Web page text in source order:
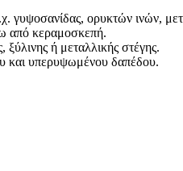
ορυκτών ινών,
από κεραμοσκεπή.
ξύλινης ή μεταλλικής στέγης.
και υπερυψωμένου δαπέδου.